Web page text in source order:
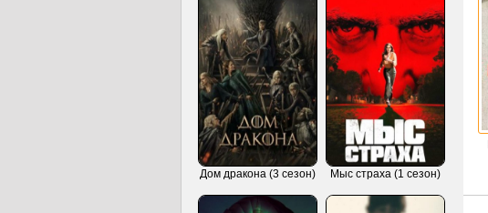
Дом дракона (3 сезон) Мыс страха (1 сезон)